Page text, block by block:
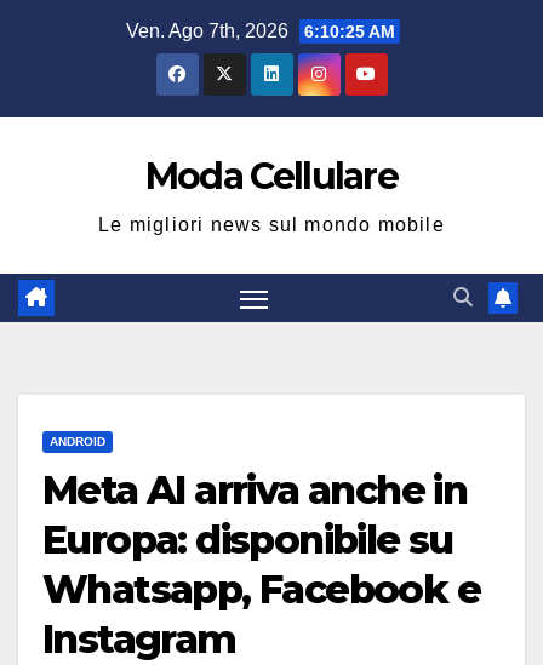
Ven. Ago 7th, 2026 6:10:25 AM
Moda Cellulare
Le migliori news sul mondo mobile
ANDROID
Meta AI arriva anche in
Europa: disponibile su
Whatsapp, Facebook e
Instagram